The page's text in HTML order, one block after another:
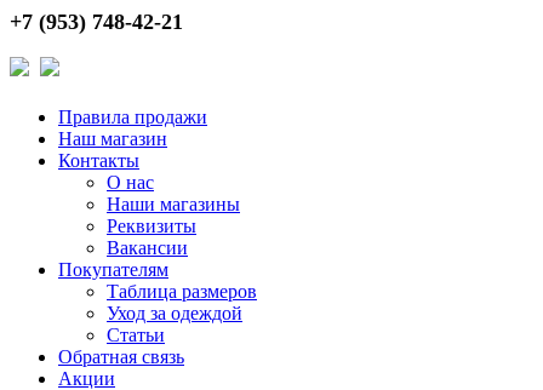
+7 (953) 748-42-21
Правила продажи
Наш магазин
Контакты
О нас
Наши магазины
Реквизиты
Вакансии
Покупателям
Таблица размеров
Уход за одеждой
Статьи
Обратная связь
Акции